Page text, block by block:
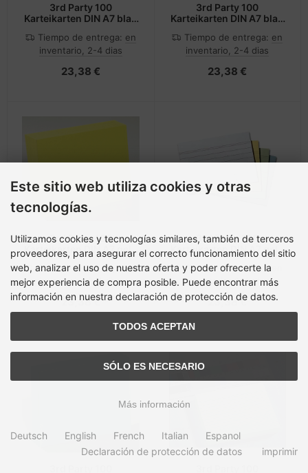
3rd Party 100
Karteikarten DIN A7 blau
Tiempo de entrega: en
inventario, 2-4 dias
23,38 €
3rd Party 100
Karteikarten DIN A7 blau
Tiempo de entrega: en
inventario, 2-4 dias
23,38 €
3rd Party 100
Karteikarten DIN A7 gelb
blanko
Tiempo de entrega:en
inventario, 2-4 dias
23,38 €
3rd Party 100
Karteikarten DIN A7 gelb
liniert
Tiempo de entrega:
inventario, 2-4 dias
23,38 €
Este sitio web utiliza cookies y otras
tecnologías.
Utilizamos cookies y tecnologías similares, también de terceros
proveedores, para asegurar el correcto funcionamiento del sitio
web, analizar el uso de nuestra oferta y poder ofrecerte la
mejor experiencia de compra posible. Puede encontrar más
información en nuestra declaración de protección de datos.
TODOS ACEPTAN
SÓLO ES NECESARIO
Más información
Deutsch English French Italian
Espanol
Declaración de protección de datos
imprimir